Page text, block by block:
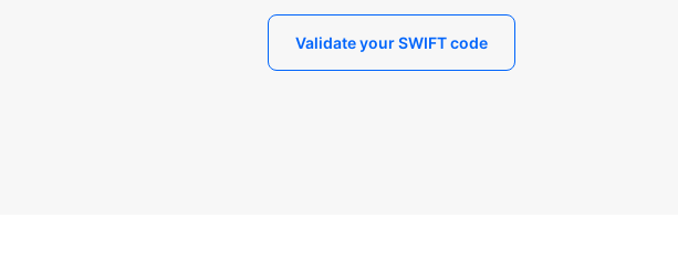
Validate your SWIFT code